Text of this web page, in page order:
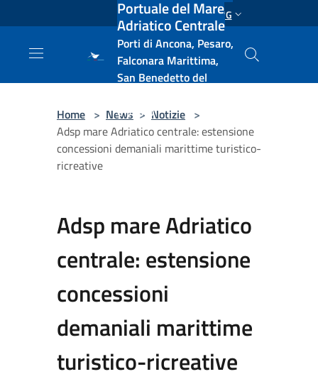
Salta al contenuto principale ENG
Portuale del Mare
Adriatico Centrale
Porti di Ancona, Pesaro,
Falconara Marittima,
San Benedetto del
e Vasto
Home > News > Notizie >
Adsp mare Adriatico centrale: estensione
concessioni demaniali marittime turistico-
ricreative
Adsp mare Adriatico
centrale: estensione
concessioni
demaniali marittime
turistico-ricreative